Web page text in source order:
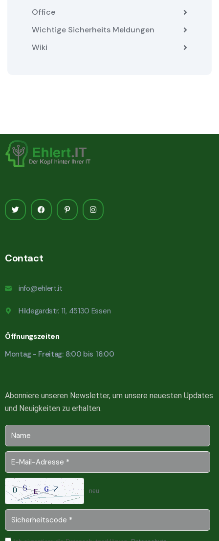
Office
Wichtige Sicherheits Meldungen
Wiki
Contact
info@ehlert.it
Hildegardstr. 11, 45130 Essen
Öffnungszeiten
Montag - Freitag: 8:00 bis 16:00
Abonniere unseren Newsletter, um unsere neuesten Updates
und Neuigkeiten zu erhalten.
neu